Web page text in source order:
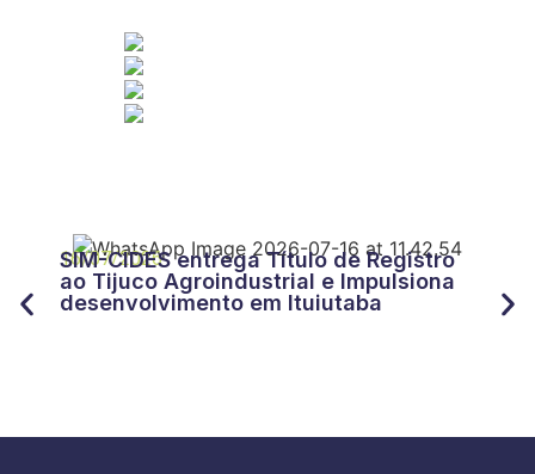
16/07/2026
SIM-CIDES entrega Título de Registro
ao Tijuco Agroindustrial e Impulsiona
desenvolvimento em Ituiutaba
do